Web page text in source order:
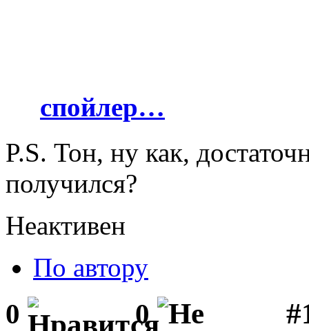
спойлер…
P.S. Тон, ну как,
получился?
Неактивен
По автору
0 0